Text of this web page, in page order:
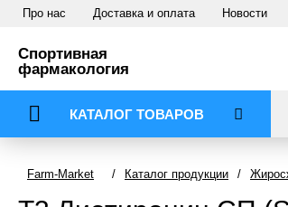
Про нас Доставка и оплата Новости
Спортивная
фармакология
КАТАЛОГ ТОВАРОВ
Farm-Market / Каталог продукции /